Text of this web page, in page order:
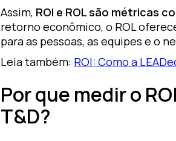
Assim, ROI e ROL são métricas
retorno econômico, o ROL
para as pessoas, as equipes e o
Leia também: ROI: Como a
Por que medir o
T&D?